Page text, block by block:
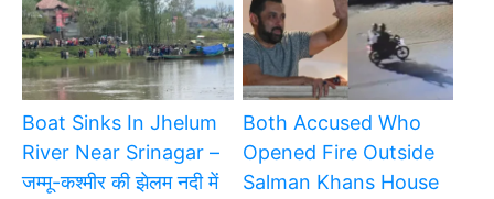
Boat Sinks In Jhelum
River Near Srinagar –
जम्मू-कश्मीर की झेलम नदी में
Both Accused Who
Opened Fire Outside
Salman Khans House